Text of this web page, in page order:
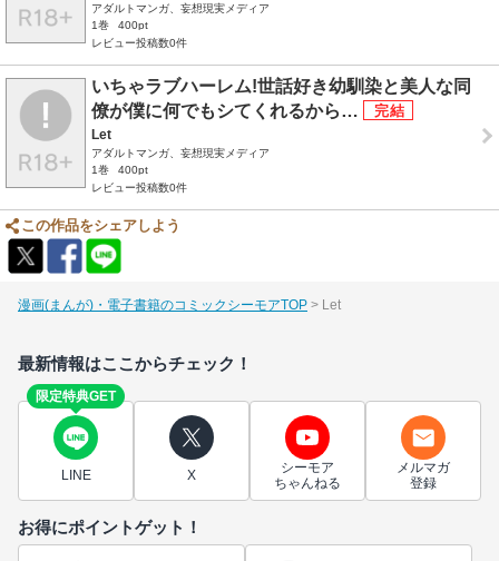
アダルトマンガ、妄想現実メディア
1巻
400pt
レビュー投稿数0件
いちゃラブハーレム!世話好き幼馴染と美人な同
僚が僕に何でもシてくれるから…
Let
アダルトマンガ、妄想現実メディア
1巻
400pt
レビュー投稿数0件
この作品をシェアしよう
漫画(まんが)・電子書籍のコミックシーモアTOP Let
最新情報はここからチェック！
限定特典GET
LINE X
シーモア
ちゃんねる
メルマガ
登録
お得にポイントゲット！